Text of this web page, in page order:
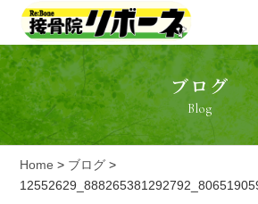
ブログ
Blog
Home > ブログ >